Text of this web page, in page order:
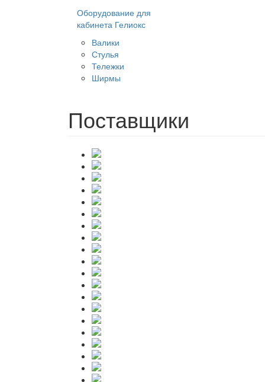
Оборудование для
кабинета Гелиокс
Валики
Стулья
Тележки
Ширмы
Поставщики